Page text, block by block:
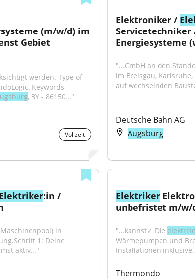
(m/w/d) im
werden. Type of
Keywords:
, BY - 86150..."
Vollzeit
Elektroniker /
Energiesysteme
"...GmbH an den
im Breisgau,
auf wechselnden
Deutsche Bahn AG
Augsburg
Elektriker:in /
1: Deine
aktiv..."
Elektriker
unbefristet m/w/
"...kannst✓ Die
Wärmepumpen und
Installationen
Thermondo